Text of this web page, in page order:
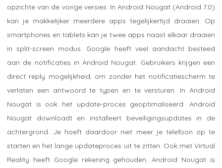
opzichte van de vorige versies. In Android Nougat (Android 7.0)
kan je makkelijker meerdere apps tegelijkertijd draaien. Op
smartphones en tablets kan je twee apps naast elkaar draaien
in split-screen modus. Google heeft veel aandacht besteed
aan de notificaties in Android Nougat. Gebruikers krijgen een
direct reply mogelijkheid, om zonder het notificatiescherm te
verlaten een antwoord te typen en te versturen. In Android
Nougat is ook het update-proces geoptimaliseerd. Android
Nougat downloadt en installeert beveiligingsupdates in de
achtergrond. Je hoeft daardoor niet meer je telefoon op te
starten en het lange updateproces uit te zitten. Ook met Virtual
Reality heeft Google rekening gehouden. Android Nougat is